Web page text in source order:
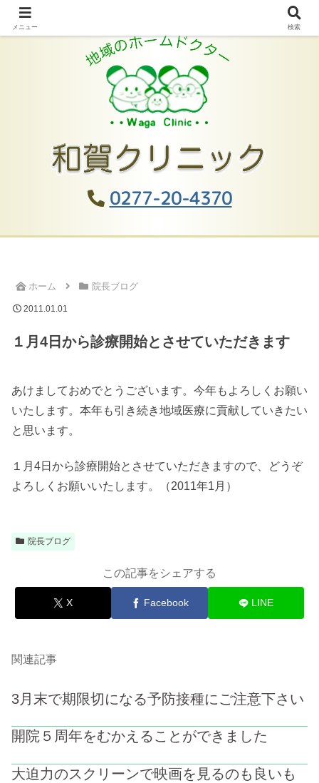
0277-20-4370
ホーム 院長ブログ
2011.01.01
１月4日から診療開始とさせていただきます
あけましておめでとうございます。今年もよろしくお願い
いたします。本年も引き続き地域医療に貢献していきたい
と思います。
１月4日から診療開始とさせていただきますので、どうぞ
よろしくお願いいたします。（2011年1月）
院長ブログ
この記事をシェアする
X Facebook LINE
関連記事
3月末で期限切になる予防接種にご注意下さい
開院５周年をむかえることができました
大迫力のスクリーンで映画を見るのも良いも
メニュー 検索